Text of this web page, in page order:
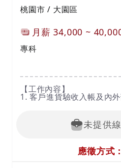
桃園市 / 大園區
月薪34,000 ~
專科
【工作內容】
1. 客戶進貨驗收入帳及內
3. 客戶退貨追踪.入帳及內
4. VAS 排工單安排
6. 客戶服務(異常處理及回
7. QMS 商品主檔及建立
未提供
應徵方式：